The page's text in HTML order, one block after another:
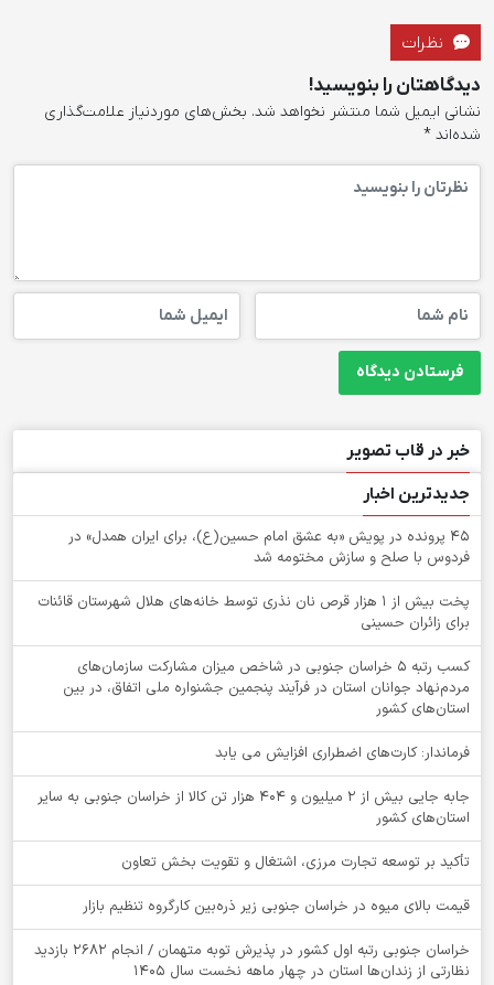
نظرات
دیدگاهتان را بنویسید!
نشانی ایمیل شما منتشر نخواهد شد. بخش‌های موردنیاز علامت‌گذاری
شده‌اند *
خبر در قاب تصویر
جدیدترین اخبار
۴۵ پرونده در پویش «به عشق امام حسین(ع)، برای ایران همدل» در
فردوس با صلح و سازش مختومه شد
پخت بیش از 1 هزار قرص نان نذری توسط خانه‌های هلال شهرستان قائنات
برای زائران حسینی
کسب رتبه ۵ خراسان جنوبی در شاخص میزان مشارکت سازمان‌های
مردم‌نهاد جوانان استان در فرآیند پنجمین جشنواره ملی اتفاق، در بین
استان‌های کشور
فرماندار: کارت‌های اضطراری افزایش می یابد
جابه جایی بیش از 2 میلیون و 404 هزار تن کالا از خراسان جنوبی به سایر
استان‌های کشور
تأکید بر توسعه تجارت مرزی، اشتغال و تقویت بخش تعاون
قیمت بالای میوه در خراسان جنوبی زیر ذره‌بین کارگروه تنظیم بازار
خراسان جنوبی رتبه اول کشور در پذیرش توبه متهمان / انجام ۲۶۸۲ بازدید
نظارتی از زندان‌ها استان در چهار ماهه نخست سال 1405